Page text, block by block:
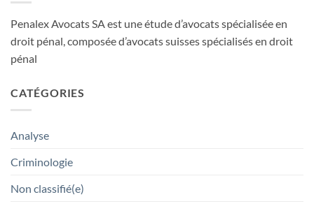
Penalex Avocats SA est une étude d’avocats spécialisée en
droit pénal, composée d’avocats suisses spécialisés en droit
pénal
CATÉGORIES
Analyse
Criminologie
Non classifié(e)